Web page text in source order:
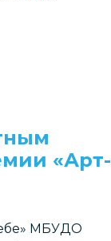
«Арт-
МБУДО